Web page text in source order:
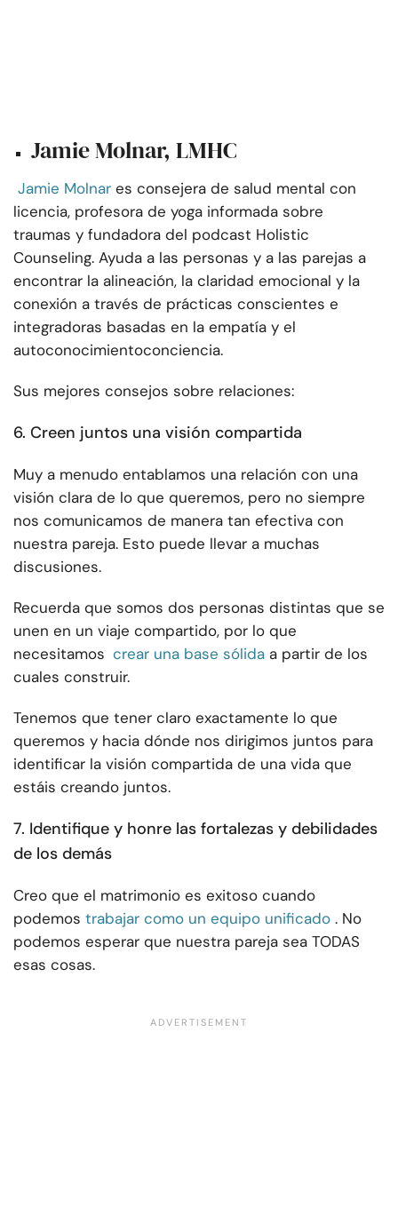
Jamie Molnar, LMHC
Jamie Molnar es consejera de salud mental con
licencia, profesora de yoga informada sobre
traumas y fundadora del podcast Holistic
Counseling. Ayuda a las personas y a las parejas a
encontrar la alineación, la claridad emocional y la
conexión a través de prácticas conscientes e
integradoras basadas en la empatía y el
autoconocimientoconciencia.
Sus mejores consejos sobre relaciones:
6. Creen juntos una visión compartida
Muy a menudo entablamos una relación con una
visión clara de lo que queremos, pero no siempre
nos comunicamos de manera tan efectiva con
nuestra pareja. Esto puede llevar a muchas
discusiones.
Recuerda que somos dos personas distintas que se
unen en un viaje compartido, por lo que
necesitamos crear una base sólida a partir de los
cuales construir.
Tenemos que tener claro exactamente lo que
queremos y hacia dónde nos dirigimos juntos para
identificar la visión compartida de una vida que
estáis creando juntos.
7. Identifique y honre las fortalezas y debilidades
de los demás
Creo que el matrimonio es exitoso cuando
podemos trabajar como un equipo unificado . No
podemos esperar que nuestra pareja sea TODAS
esas cosas.